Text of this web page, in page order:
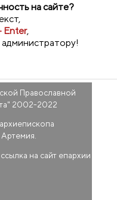
на сайте?
Enter,
Православной
" 2002-2022
на сайт епархии